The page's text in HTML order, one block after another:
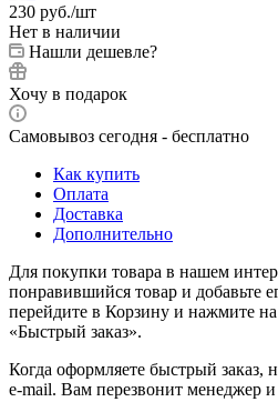
230 руб./шт
Нет в наличии
Нашли дешевле?
Хочу в подарок
Самовывоз сегодня - бесплатно
Как купить
Оплата
Доставка
Дополнительно
Для покупки товара в нашем
понравившийся товар и добавьте
перейдите в Корзину и нажмите
«Быстрый заказ».
Когда оформляете быстрый
e-mail. Вам перезвонит менеджер и